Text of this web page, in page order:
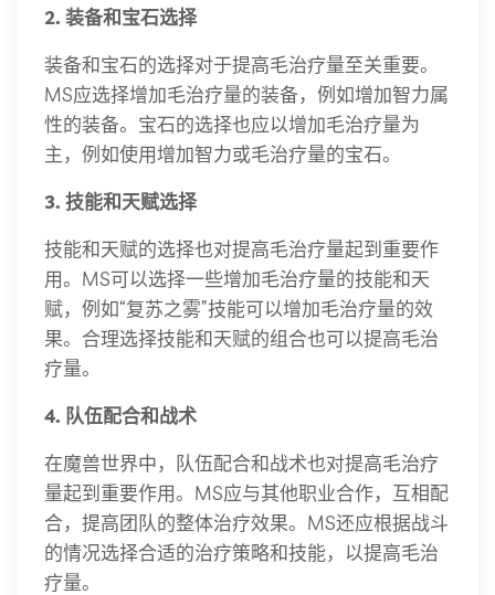
2. 装备和宝石选择
装备和宝石的选择对于提高毛治疗量至关重要。
MS应选择增加毛治疗量的装备，例如增加智力属
性的装备。宝石的选择也应以增加毛治疗量为
主，例如使用增加智力或毛治疗量的宝石。
3. 技能和天赋选择
技能和天赋的选择也对提高毛治疗量起到重要作
用。MS可以选择一些增加毛治疗量的技能和天
赋，例如“复苏之雾”技能可以增加毛治疗量的效
果。合理选择技能和天赋的组合也可以提高毛治
疗量。
4. 队伍配合和战术
在魔兽世界中，队伍配合和战术也对提高毛治疗
量起到重要作用。MS应与其他职业合作，互相配
合，提高团队的整体治疗效果。MS还应根据战斗
的情况选择合适的治疗策略和技能，以提高毛治
疗量。